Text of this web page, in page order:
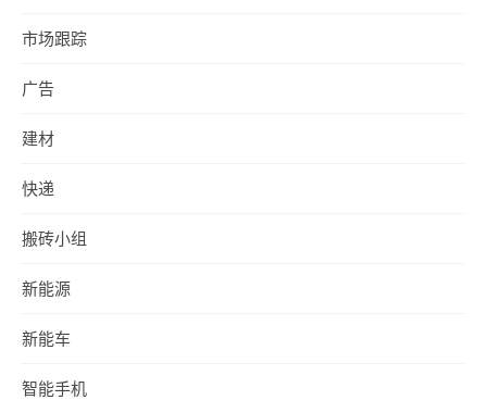
市场跟踪
广告
建材
快递
搬砖小组
新能源
新能车
智能手机